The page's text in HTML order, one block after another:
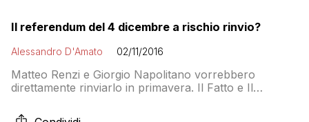
Il referendum del 4 dicembre a rischio rinvio?
Alessandro D'Amato 02/11/2016
Matteo Renzi e Giorgio Napolitano vorrebbero
direttamente rinviarlo in primavera. Il Fatto e Il
costituzionali è a rischio: secondo il quotidiano di